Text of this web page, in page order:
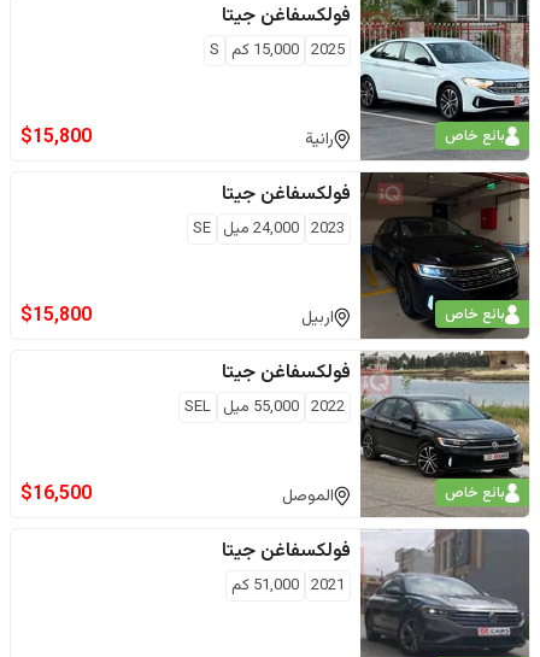
بائع خاص
فولكسفاغن جيتا
2025
15,000 كم S
رانية‎ $15,800
بائع خاص
فولكسفاغن جيتا
2023
24,000 ميل SE
اربيل $15,800
بائع خاص
فولكسفاغن جيتا
2022
55,000 ميل SEL
الموصل $16,500
فولكسفاغن جيتا
2021
51,000 كم